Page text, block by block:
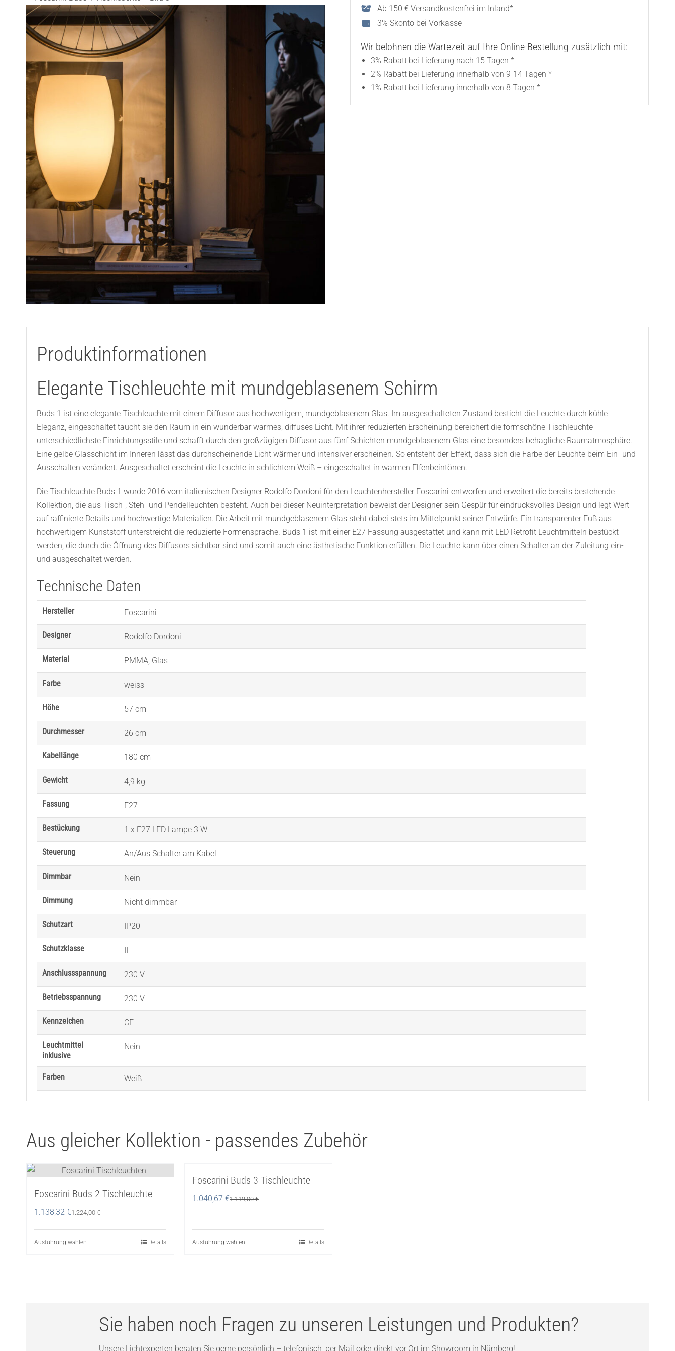
Ab 150 € Versandkostenfrei im Inland*
3% Skonto bei Vorkasse
Wir belohnen die Wartezeit auf Ihre Online-Bestellung zusätzlich mit:
3% Rabatt bei Lieferung nach 15 Tagen *
2% Rabatt bei Lieferung innerhalb von 9-14 Tagen *
1% Rabatt bei Lieferung innerhalb von 8 Tagen *
Produktinformationen
Elegante Tischleuchte mit mundgeblasenem Schirm
Buds 1 ist eine elegante Tischleuchte mit einem Diffusor aus hochwertigem, mundgeblasenem Glas. Im ausgeschalteten Zustand besticht die Leuchte durch kühle
Eleganz, eingeschaltet taucht sie den Raum in ein wunderbar warmes, diffuses Licht. Mit ihrer reduzierten Erscheinung bereichert die formschöne Tischleuchte
unterschiedlichste Einrichtungsstile und schafft durch den großzügigen Diffusor aus fünf Schichten mundgeblasenem Glas eine besonders behagliche Raumatmosphäre.
Eine gelbe Glasschicht im Inneren lässt das durchscheinende Licht wärmer und intensiver erscheinen. So entsteht der Effekt, dass sich die Farbe der Leuchte beim Ein- und
Ausschalten verändert. Ausgeschaltet erscheint die Leuchte in schlichtem Weiß – eingeschaltet in warmen Elfenbeintönen.
Die Tischleuchte Buds 1 wurde 2016 vom italienischen Designer Rodolfo Dordoni für den Leuchtenhersteller Foscarini entworfen und erweitert die bereits bestehende
Kollektion, die aus Tisch-, Steh- und Pendelleuchten besteht. Auch bei dieser Neuinterpretation beweist der Designer sein Gespür für eindrucksvolles Design und legt Wert
auf raffinierte Details und hochwertige Materialien. Die Arbeit mit mundgeblasenem Glas steht dabei stets im Mittelpunkt seiner Entwürfe. Ein transparenter Fuß aus
hochwertigem Kunststoff unterstreicht die reduzierte Formensprache. Buds 1 ist mit einer E27 Fassung ausgestattet und kann mit LED Retrofit Leuchtmitteln bestückt
werden, die durch die Öffnung des Diffusors sichtbar sind und somit auch eine ästhetische Funktion erfüllen. Die Leuchte kann über einen Schalter an der Zuleitung ein-
und ausgeschaltet werden.
Technische Daten
Hersteller Foscarini
Designer Rodolfo Dordoni
Material PMMA, Glas
Farbe weiss
Höhe 57 cm
Durchmesser 26 cm
Kabellänge 180 cm
Gewicht 4,9 kg
Fassung E27
Bestückung 1 x E27 LED Lampe 3 W
Steuerung An/Aus Schalter am Kabel
Dimmbar Nein
Dimmung Nicht dimmbar
Schutzart IP20
Schutzklasse II
Anschlussspannung 230 V
Betriebsspannung 230 V
Kennzeichen CE
Leuchtmittel
inklusive
Nein
Farben Weiß
Aus gleicher Kollektion - passendes Zubehör
Foscarini Buds 2 Tischleuchte
1.138,32 €1.224,00€
Ausführung wählenDieses
Details
Foscarini Buds 3 Tischleuchte
1.040,67 €1.119,00€
Ausführung wählenDieses
Die
Optionen
Details
Sie haben noch Fragen zu unseren Leistungen und Produkten?
Unsere Lichtexperten beraten Sie gerne persönlich – telefonisch, per Mail oder direkt vor Ort im Showroom in Nürnberg!